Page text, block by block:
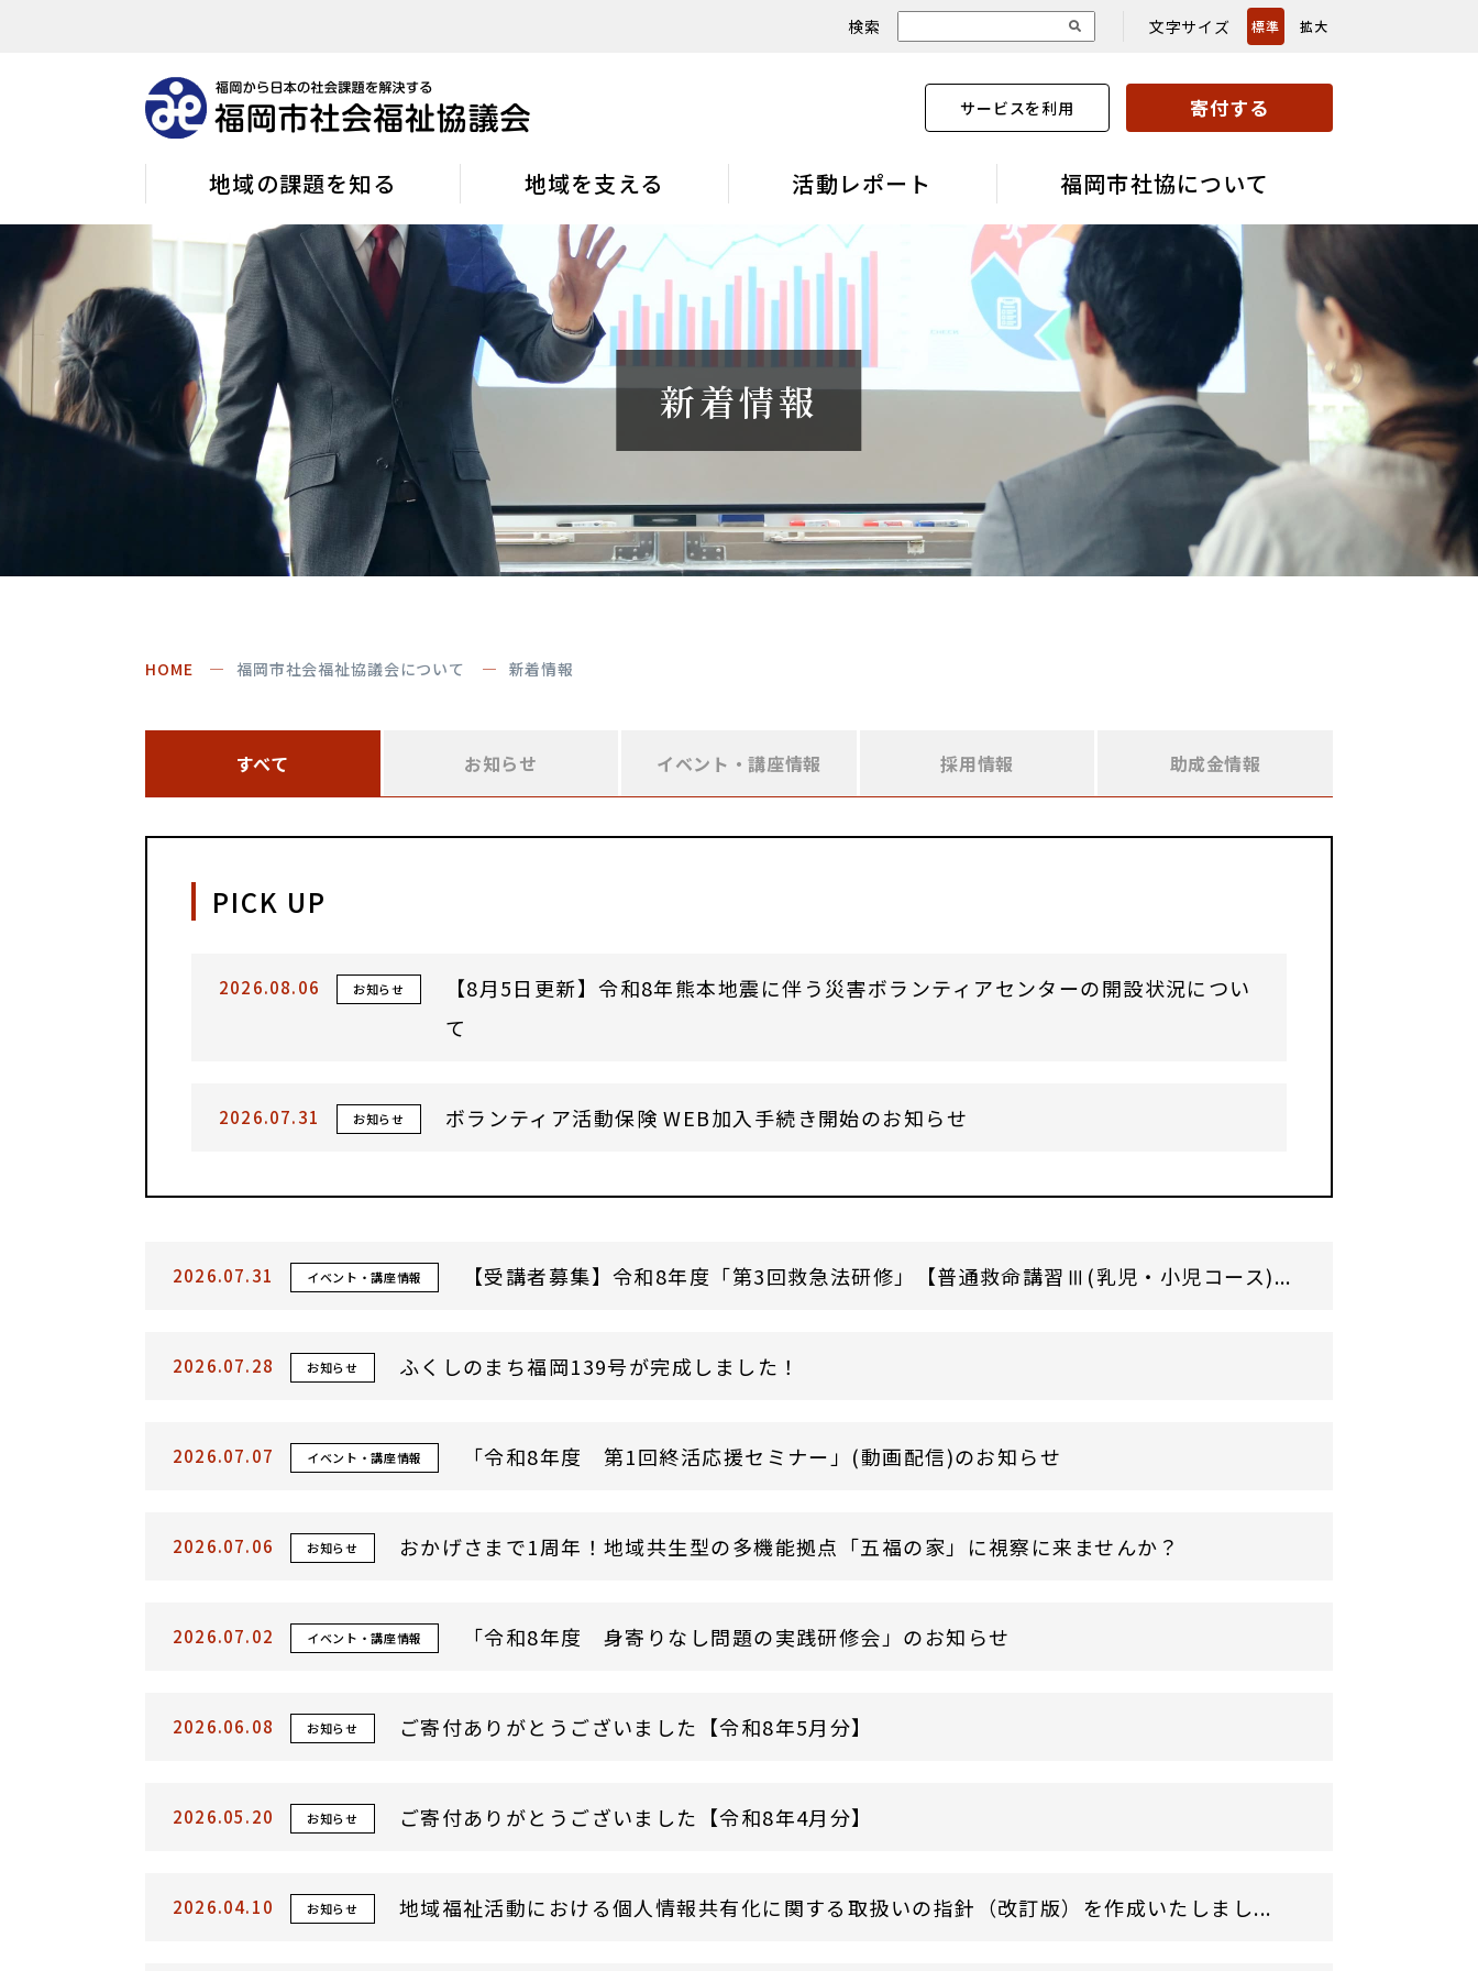
検索 文字サイズ 標準 拡大
サービスを利用 寄付する
地域の課題を知る 地域を支える 活動レポート 福岡市社協について
新着情報
HOME 福岡市社会福祉協議会について 新着情報
すべて お知らせ イベント・講座情報 採用情報 助成金情報
PICK UP
2026.08.06 お知らせ
【8月5日更新】令和8年熊本地震に伴う災害ボランティアセンターの開設状況につい
て
2026.07.31 お知らせ ボランティア活動保険 WEB加入手続き開始のお知らせ
2026.07.31 イベント・講座情報 【受講者募集】令和8年度「第3回救急法研修」【普通救命講習Ⅲ(乳児・小児コース)...
2026.07.28 お知らせ ふくしのまち福岡139号が完成しました！
2026.07.07 イベント・講座情報 「令和8年度 第1回終活応援セミナー」(動画配信)のお知らせ
2026.07.06 お知らせ おかげさまで1周年！地域共生型の多機能拠点「五福の家」に視察に来ませんか？
2026.07.02 イベント・講座情報 「令和8年度 身寄りなし問題の実践研修会」のお知らせ
2026.06.08 お知らせ ご寄付ありがとうございました【令和8年5月分】
2026.05.20 お知らせ ご寄付ありがとうございました【令和8年4月分】
2026.04.10 お知らせ 地域福祉活動における個人情報共有化に関する取扱いの指針（改訂版）を作成いたしまし...